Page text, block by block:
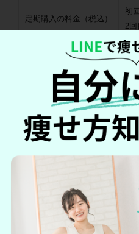
定期購入の料金（税込）
初
2回
通常購入の料金（税込）
内容量 4週
糖